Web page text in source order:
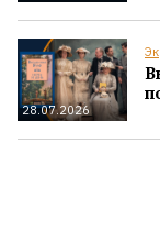
28.07.2026